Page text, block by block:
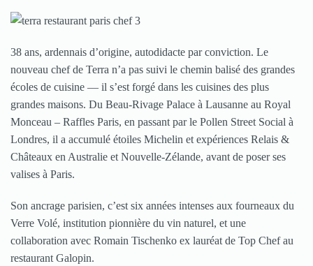
38 ans, ardennais d’origine, autodidacte par conviction. Le
nouveau chef de Terra n’a pas suivi le chemin balisé des grandes
écoles de cuisine — il s’est forgé dans les cuisines des plus
grandes maisons. Du Beau-Rivage Palace à Lausanne au Royal
Monceau – Raffles Paris, en passant par le Pollen Street Social à
Londres, il a accumulé étoiles Michelin et expériences Relais &
Châteaux en Australie et Nouvelle-Zélande, avant de poser ses
valises à Paris.
Son ancrage parisien, c’est six années intenses aux fourneaux du
Verre Volé, institution pionnière du vin naturel, et une
collaboration avec Romain Tischenko ex lauréat de Top Chef au
restaurant Galopin.